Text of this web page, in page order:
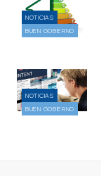
NOTICIAS
BUEN GOBIERNO
NOTICIAS
BUEN GOBIERNO